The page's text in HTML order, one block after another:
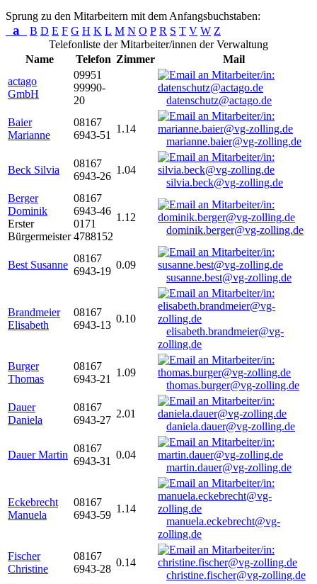
Sprung zu den Mitarbeitern mit dem Anfangsbuchstaben:
a B D E F G H K L M N O P R S T V W Z
Telefonliste der Mitarbeiter/innen der Verwaltung
Name
Telefon Zimmer
Mail
actago
GmbH
09951
99990-
20
datenschutz@actago.de
Baier
Marianne
08167
6943-51
1.14
marianne.baier@vg-zolling.de
Beck Silvia
08167
6943-26
1.04
silvia.beck@vg-zolling.de
Berger
Dominik
Erster
Bürgermeister
08167
6943-46
0171
4788152
1.12
dominik.berger@vg-zolling.de
Best Susanne
08167
6943-19
0.09
susanne.best@vg-zolling.de
Brandmeier
Elisabeth
08167
6943-13
0.10
elisabeth.brandmeier@vg-
zolling.de
Burger
Thomas
08167
6943-21
1.09
thomas.burger@vg-zolling.de
Dauer
Daniela
08167
6943-27
2.01
daniela.dauer@vg-zolling.de
Dauer Martin
08167
6943-31
0.04
martin.dauer@vg-zolling.de
Eckebrecht
Manuela
08167
6943-59
1.14
manuela.eckebrecht@vg-
zolling.de
Fischer
Christine
08167
6943-28
0.14
christine.fischer@vg-zolling.de